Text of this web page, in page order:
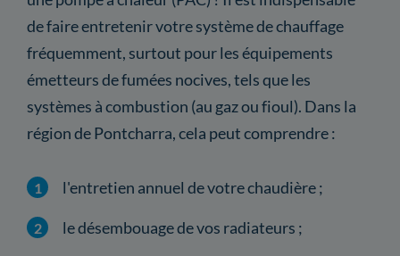
de faire entretenir votre système de chauffage
fréquemment, surtout pour les équipements
émetteurs de fumées nocives, tels que les
systèmes à combustion (au gaz ou fioul). Dans la
région de Pontcharra, cela peut comprendre :
l'entretien annuel de votre chaudière ;
le désembouage de vos radiateurs ;